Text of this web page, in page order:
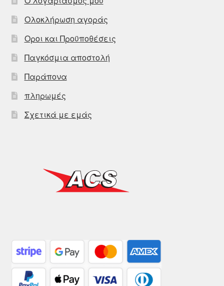
Ολοκλήρωση αγοράς
Οροι και Προϋποθέσεις
Παγκόσμια αποστολή
Παράπονα
πληρωμές
Σχετικά με εμάς